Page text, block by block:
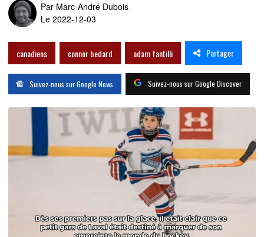
Par Marc-André Dubois
Le 2022-12-03
canadiens connor bedard adam fantilli Partager
Suivez-nous sur Google News Suivez-nous sur Google Discover